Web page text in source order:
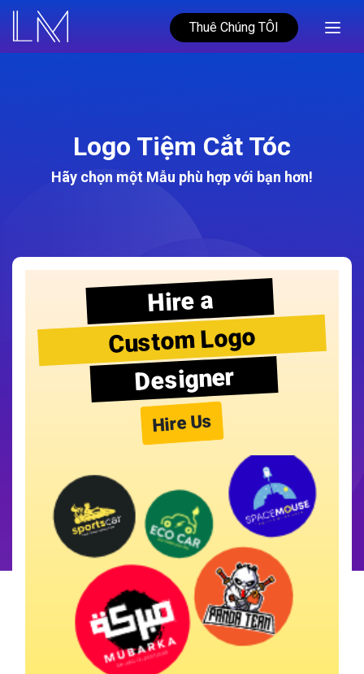
Thuê Chúng TÔI
Logo Tiệm Cắt Tóc
Hãy chọn một Mẫu phù hợp với bạn hơn!
Hire a
Custom Logo
Designer
Hire Us